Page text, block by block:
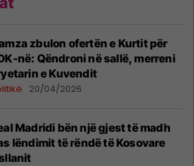
zbulon ofertën e Kurtit për
në: Qëndroni në sallë, merreni
e Kuvendit
20/04/2026
Madridi bën një gjest të madh
lëndimit të rëndë të Kosovare